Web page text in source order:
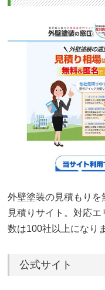
外壁塗装の見積もり
見積りサイト。対応
数は100社以上になり
公式サイト